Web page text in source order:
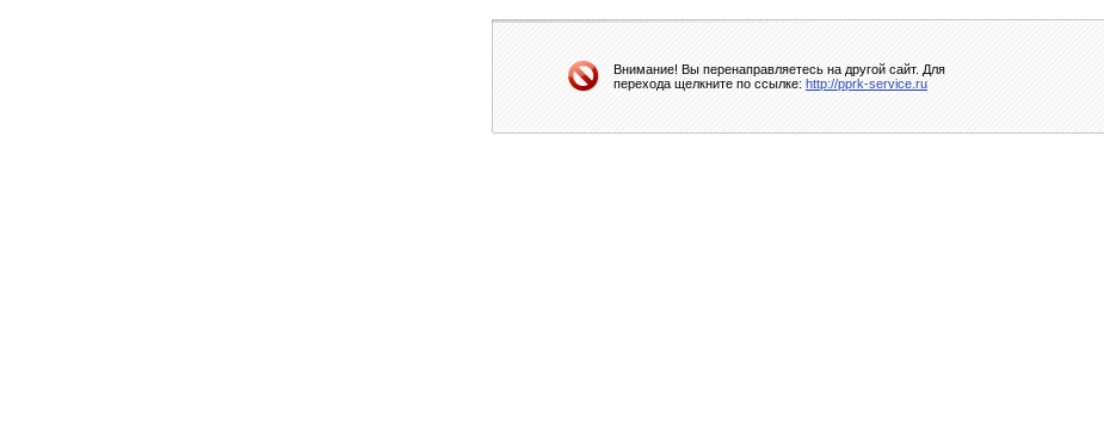
Внимание! Вы перенаправляетесь на другой сайт. Для
перехода щелкните по ссылке: http://pprk-service.ru